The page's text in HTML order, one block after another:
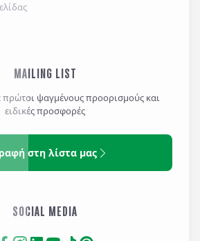
MAILING LIST
πρώτοι ψαγμένους προορισμούς και
ειδικές προσφορές
στη λίστα μας
SOCIAL MEDIA